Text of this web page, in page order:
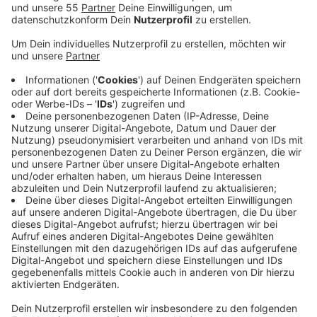
Anzeige
Nach monatelangen Verhandlungen haben sich Bund
und Länder auf das milliardenschwere "Startchancen-
Programm" geeinigt, mit dem bundesweit etwa 4.000
Schulen in herausfordernden Lagen besonders
unterstützt werden. Bis zum Frühjahr sollen in NRW die
ersten 400 Schulen ausgewählt und schon ab dem
neuen Schuljahr 2024/25 gefördert werden, so das
NRW-Schulministerium. Weitere Schulen würden dann
im kommenden Jahr in das Programm aufgenommen.
Bei der Auswahl würden zwei zentrale Kriterien
berücksichtigt: der Anteil von Schülern mit
Migrationsgeschichte sowie die Armutsgefährdung.
Grundlage für die Auswahl der Schulen werde der
NRW-Schulsozialindex sein. 60 Prozent des Geldes
sind für die Primarstufe vorgesehen. Mit dem Rest